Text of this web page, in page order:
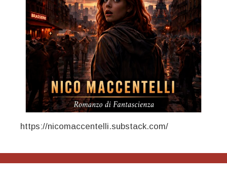
https://nicomaccentelli.substack.com/